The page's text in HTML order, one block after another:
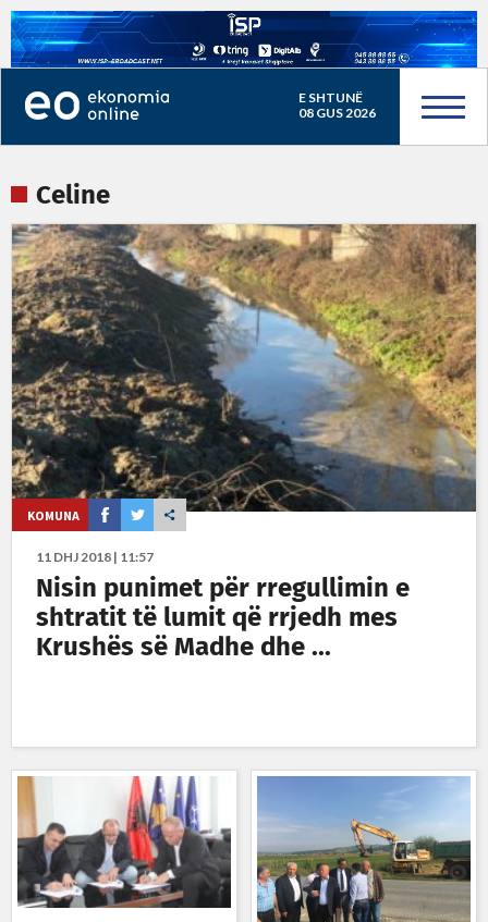
E SHTUNË
08 GUS 2026
Celine
KOMUNA
11 DHJ 2018 | 11:57
Nisin punimet për rregullimin e
shtratit të lumit që rrjedh mes
Krushës së Madhe dhe ...